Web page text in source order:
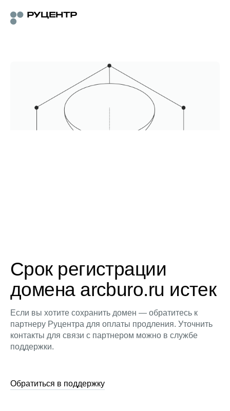
Срок регистрации
домена arcburo.ru истек
Если вы хотите сохранить домен — обратитесь к
партнеру Руцентра для оплаты продления. Уточнить
контакты для связи с партнером можно в службе
поддержки.
Обратиться в поддержку